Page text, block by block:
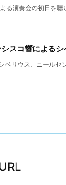
る演奏会の初日を
スコ響による
ベリウス、ニールセ